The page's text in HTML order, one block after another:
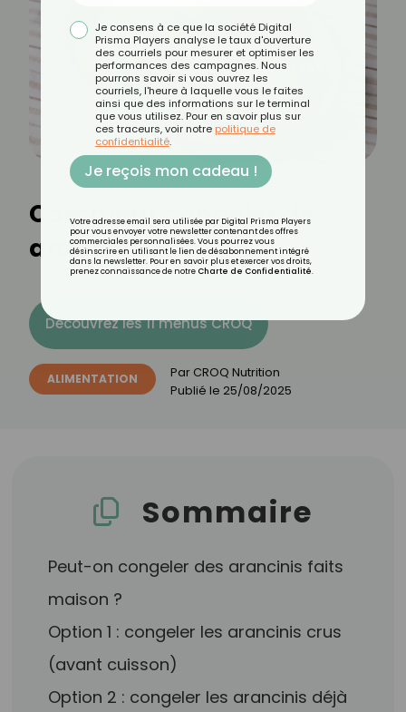
Comment congeler des
arancinis ?
Découvrez les 11 menus CROQ
ALIMENTATION Par CROQ Nutrition
Publié le 25/08/2025
Sommaire
Peut-on congeler des arancinis faits
maison ?
Option 1 : congeler les arancinis crus
(avant cuisson)
Option 2 : congeler les arancinis déjà
Je consens à ce que la société Digital
Prisma Players analyse le taux d'ouverture
des courriels pour mesurer et optimiser les
performances des campagnes. Nous
pourrons savoir si vous ouvrez les
courriels, l'heure à laquelle vous le faites
ainsi que des informations sur le terminal
que vous utilisez. Pour en savoir plus sur
ces traceurs, voir notre politique de
confidentialité.
Je reçois mon cadeau !
Votre adresse email sera utilisée par Digital Prisma Players
pour vous envoyer votre newsletter contenant des offres
commerciales personnalisées. Vous pourrez vous
désinscrire en utilisant le lien de désabonnement intégré
dans la newsletter. Pour en savoir plus et exercer vos droits,
prenez connaissance de notre Charte de Confidentialité.